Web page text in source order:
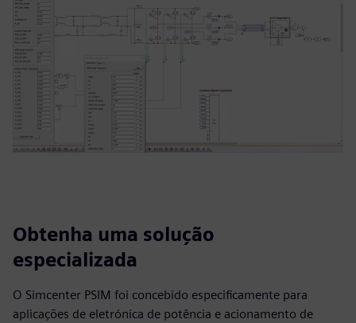
Obtenha uma solução
especializada
O Simcenter PSIM foi concebido especificamente para
aplicações de eletrónica de potência e acionamento de